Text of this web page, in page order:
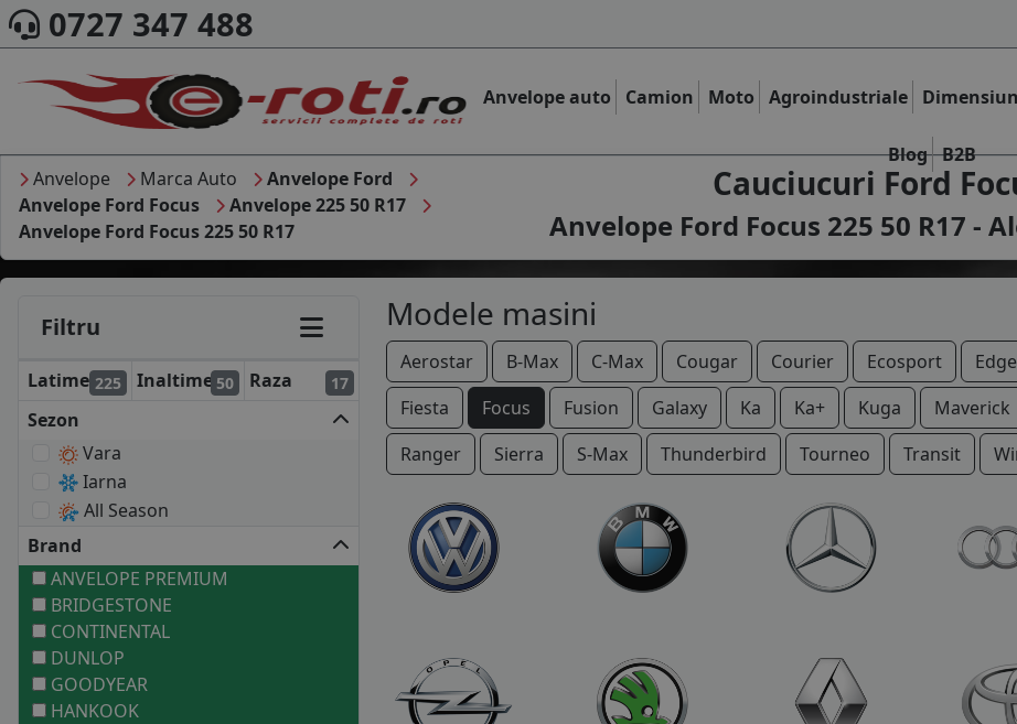
0727 347 488
Anvelope auto Camion Moto Agroindustriale
Blog B2B
Anvelope Marca Auto
Anvelope Ford
Anvelope Ford Focus
Anvelope 225 50 R17
Anvelope Ford Focus 225 50 R17
Cauciucuri Ford
Anvelope Ford Focus 225 50 R17 -
Filtru
Latime 225 Inaltime 50 Raza 17
Sezon
Vara
Iarna
All Season
Brand
ANVELOPE PREMIUM
BRIDGESTONE
CONTINENTAL
DUNLOP
GOODYEAR
HANKOOK
Modele masini
Aerostar B-Max C-Max Cougar Courier Ecosport Edge
Fiesta
Focus Fusion Galaxy Ka Ka+ Kuga Maverick
Ranger
Sierra S-Max Thunderbird Tourneo Transit